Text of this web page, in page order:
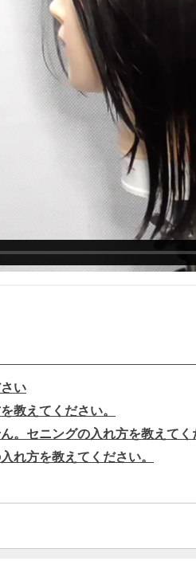
い
教えてください。
。セニングの入れ方を教えてく
れ方を教えてください。